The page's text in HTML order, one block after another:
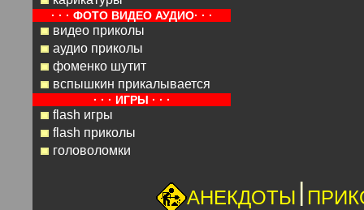
· · · ФОТО ВИДЕО АУДИО· · ·
видео приколы
аудио приколы
фоменко шутит
вспышкин прикалывается
· · · ИГРЫ · · ·
flash игры
flash приколы
головоломки
АНЕКДОТЫ |